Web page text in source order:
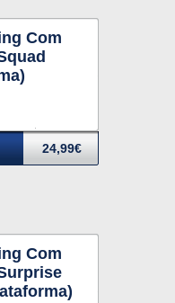
Com
24,99€
Com